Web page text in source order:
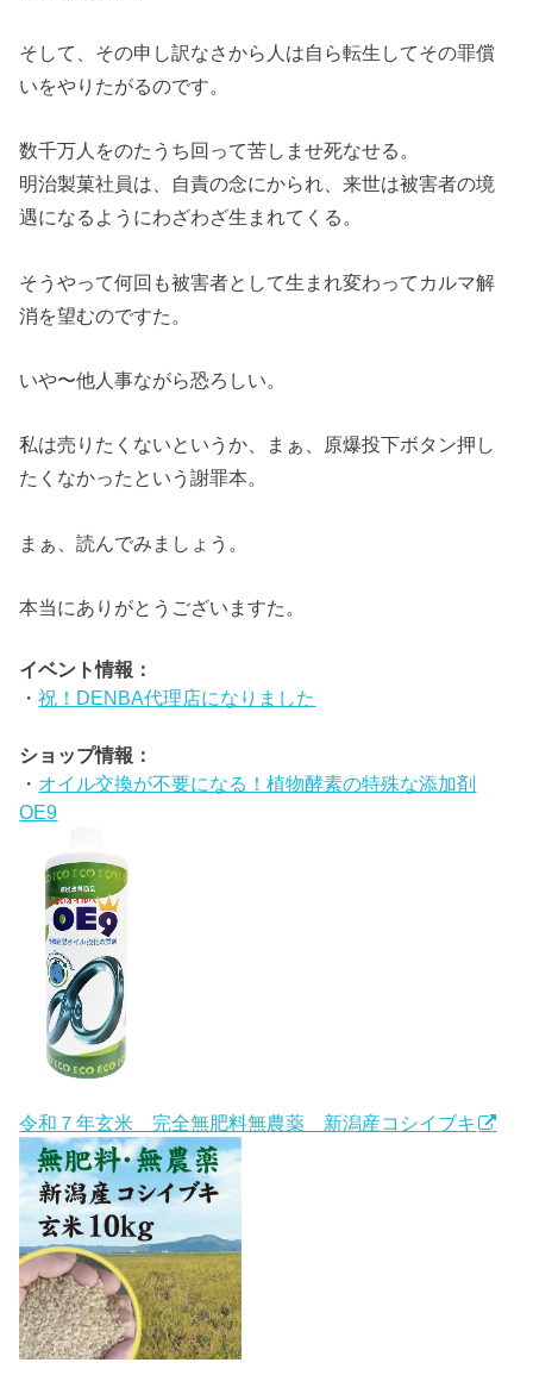
そして、その申し訳なさから人は自ら転生してその罪償
いをやりたがるのです。
数千万人をのたうち回って苦しませ死なせる。
明治製菓社員は、自責の念にかられ、来世は被害者の境
遇になるようにわざわざ生まれてくる。
そうやって何回も被害者として生まれ変わってカルマ解
消を望むのですた。
いや〜他人事ながら恐ろしい。
私は売りたくないというか、まぁ、原爆投下ボタン押し
たくなかったという謝罪本。
まぁ、読んでみましょう。
本当にありがとうございますた。
イベント情報：
・祝！DENBA代理店になりました
ショップ情報：
・ オイル交換が不要になる！植物酵素の特殊な添加剤
OE9
令和７年玄米 完全無肥料無農薬 新潟産コシイブキ